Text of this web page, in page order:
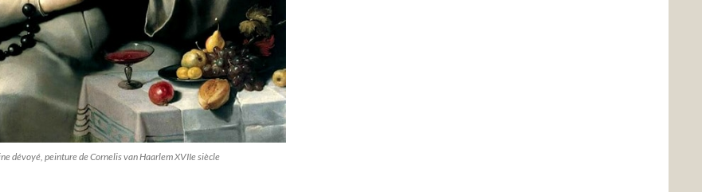
dévoyé, peinture de Cornelis van Haarlem XVIIe siècle